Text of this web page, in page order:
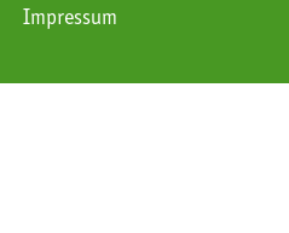
Impressum